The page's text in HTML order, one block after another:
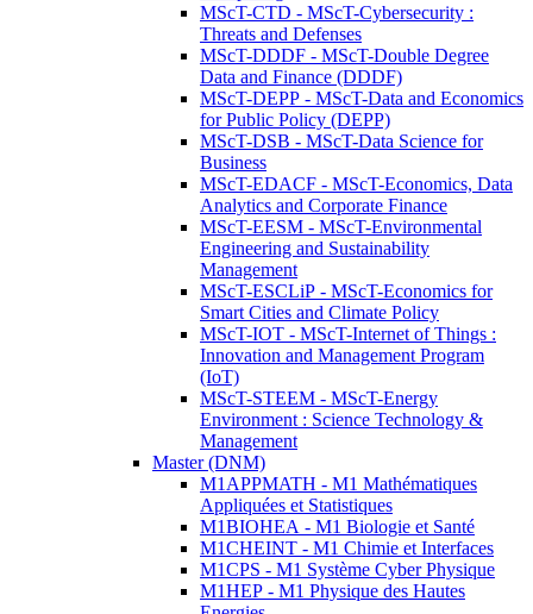
MScT-CTD - MScT-Cybersecurity :
Threats and Defenses
MScT-DDDF - MScT-Double Degree
Data and Finance (DDDF)
MScT-DEPP - MScT-Data and Economics
for Public Policy (DEPP)
MScT-DSB - MScT-Data Science for
Business
MScT-EDACF - MScT-Economics, Data
Analytics and Corporate Finance
MScT-EESM - MScT-Environmental
Engineering and Sustainability
Management
MScT-ESCLiP - MScT-Economics for
Smart Cities and Climate Policy
MScT-IOT - MScT-Internet of Things :
Innovation and Management Program
(IoT)
MScT-STEEM - MScT-Energy
Environment : Science Technology &
Management
Master (DNM)
M1APPMATH - M1 Mathématiques
Appliquées et Statistiques
M1BIOHEA - M1 Biologie et Santé
M1CHEINT - M1 Chimie et Interfaces
M1CPS - M1 Système Cyber Physique
M1HEP - M1 Physique des Hautes